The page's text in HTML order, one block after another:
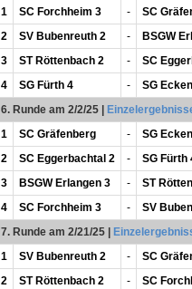
1
SC Forchheim 3 -
SC
2
SV Bubenreuth 2 -
BSGW
3
ST Röttenbach 2 -
SC
4
SG Fürth 4 -
SG
6. Runde am 2/2/25|
1
SC Gräfenberg -
SG
2
SC Eggerbachtal 2 -
SG Fürth
3
BSGW Erlangen 3 -
ST
4
SC Forchheim 3 -
SV
7. Runde am 2/21/25|
1
SV Bubenreuth 2 -
SC
2
ST Röttenbach 2 -
SC